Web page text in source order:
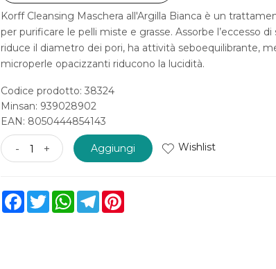
Korff Cleansing Maschera all'Argilla Bianca è un
per purificare le pelli miste e grasse. Assorbe l’eccesso di
riduce il diametro dei pori, ha attività seboequilibrante,
microperle opacizzanti riducono la lucidità.
Codice prodotto: 38324
Minsan: 939028902
EAN: 8050444854143
- + Aggiungi Wishlist
FacebookTwitterWhatsAppTelegram